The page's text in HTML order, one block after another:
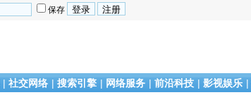
保存
| 社交网络 | 搜索引擎 | 网络服务 | 前沿科技 | 影视娱乐 |